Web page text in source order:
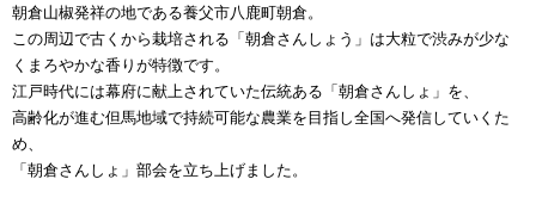
朝倉山椒発祥の地である養父市八鹿町朝倉。
この周辺で古くから栽培される「朝倉さんしょう」は大粒で渋みが少な
くまろやかな香りが特徴です。
江戸時代には幕府に献上されていた伝統ある「朝倉さんしょ」を、
高齢化が進む但馬地域で持続可能な農業を目指し全国へ発信していくた
め、
「朝倉さんしょ」部会を立ち上げました。